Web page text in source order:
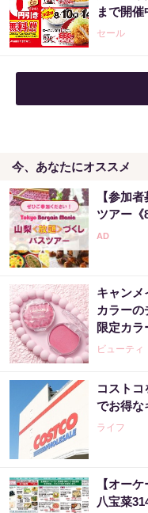
まで開催
セール
今、あなたにオススメ
【参加
ツアー《
キャンメ
カラー
限定カラ
ビューティ
コストコ
でお得な
ライフ
【オー
八宝菜